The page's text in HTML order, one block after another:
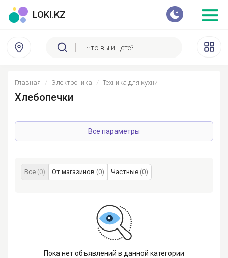
LOKI.KZ
Главная Электроника Техника для кухни
Хлебопечки
Все параметры
Все (0) От магазинов (0) Частные (0)
Пока нет объявлений в данной категории